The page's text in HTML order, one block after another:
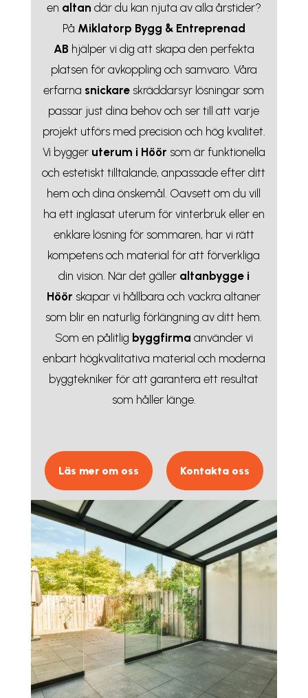
en altan där du kan njuta av alla årstider?
På Miklatorp Bygg & Entreprenad
AB hjälper vi dig att skapa den perfekta
platsen för avkoppling och samvaro. Våra
erfarna snickare skräddarsyr lösningar som
passar just dina behov och ser till att varje
projekt utförs med precision och hög kvalitet.
Vi bygger uterum i Höörsom är funktionella
och estetiskt tilltalande, anpassade efter ditt
hem och dina önskemål. Oavsett om du vill
ha ett inglasat uterum för vinterbruk eller en
enklare lösning för sommaren, har vi rätt
kompetens och material för att förverkliga
din vision. När det gäller altanbygge i
Höör skapar vi hållbara och vackra altaner
som blir en naturlig förlängning av ditt hem.
Som en pålitlig byggfirma använder vi
enbart högkvalitativa material och moderna
byggtekniker för att garantera ett resultat
som håller länge.
Läs mer om oss Kontakta oss